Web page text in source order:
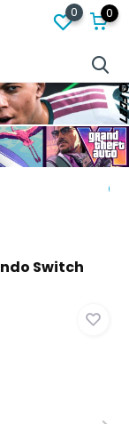
0 0
dag in huis!
Switch